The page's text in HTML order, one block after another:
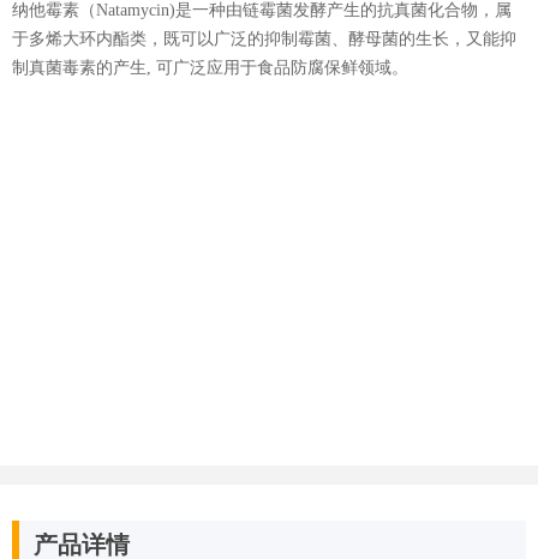
纳他霉素（Natamycin)是一种由链霉菌发酵产生的抗真菌化合物，属
于多烯大环内酯类，既可以广泛的抑制霉菌、酵母菌的生长，又能抑
制真菌毒素的产生, 可广泛应用于食品防腐保鲜领域。
产品详情